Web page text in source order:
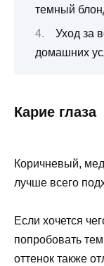
темный
Уход за
домашних
Карие глаза
Коричневый,
лучше всего
Если хочется
попробовать
оттенок также